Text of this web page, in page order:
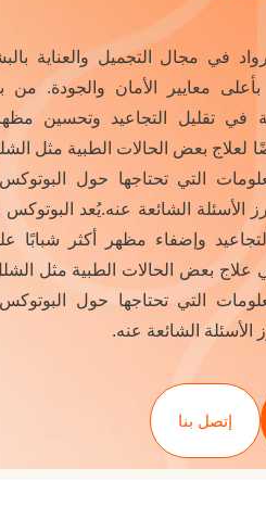
في مجال التجميل والعناية
معايير الأمان والجودة. من
في تقليل التجاعيد وتحسين
لعلاج بعض الحالات الطبية مثل
التي تحتاجها حول
الأسئلة الشائعة عنه.يُعد
وإضفاء مظهر أكثر شبابًا
علاج بعض الحالات الطبية مثل
التي تحتاجها حول
الأسئلة الشائعة عنه.
إتصل بنا